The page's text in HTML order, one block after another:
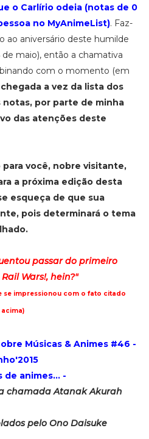
o Carlírio odeia (notas de 0
no MyAnimeList). Faz-
ao aniversário deste humilde
maio), então a chamativa
com o momento (em
a vez da lista dos
notas, por parte de minha
das atenções deste
para você, nobre visitante,
a próxima edição desta
esqueça de que sua
pois determinará o tema
passar do primeiro
Wars!, hein?"
se impressionou com o fato citado
acima)
Músicas & Animes #46 -
de animes... -
chamada Atanak Akurah
pelo Ono Daisuke